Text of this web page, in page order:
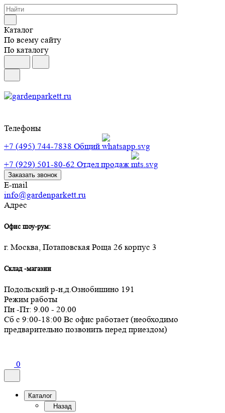
Каталог
По всему сайту
По каталогу
Телефоны
+7 (495) 744-7838 Общий
+7 (929) 501-80-62 Отдел продаж
Заказать звонок
E-mail
info@gardenparkett.ru
Адрес
Офис шоу-рум:
г. Москва, Потаповская Роща 26 корпус 3
Склад -магазин
Подольский р-н,д.Ознобишино 191
Режим работы
Пн -Пт: 9.00 - 20.00
Сб с 9:00-18:00 Вс офис работает (необходимо
предварительно позвонить перед приездом)
0
Каталог
Назад